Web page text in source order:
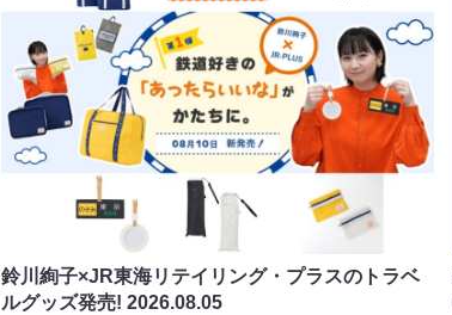
鈴川絢子×JR東海リテイリング・プラスのトラベ
ルグッズ発売!2026.08.05